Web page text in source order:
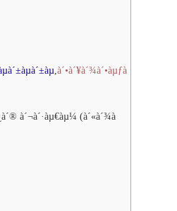
,à´•à´¥à´¾à´•àµƒà
à´¬à´·àµ€àµ¼ (à´«à´¾à